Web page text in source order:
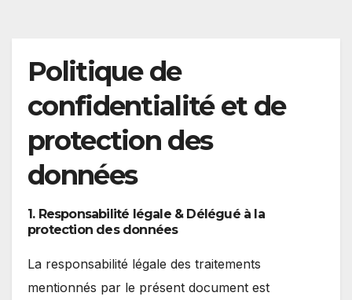
Politique de
confidentialité et de
protection des
données
1. Responsabilité légale & Délégué à la
protection des données
La responsabilité légale des traitements
mentionnés par le présent document est